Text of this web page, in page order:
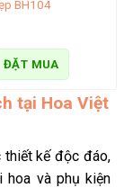
BH104
ĐẶT MUA
tại Hoa Việt
kế độc đáo,
và phụ kiện